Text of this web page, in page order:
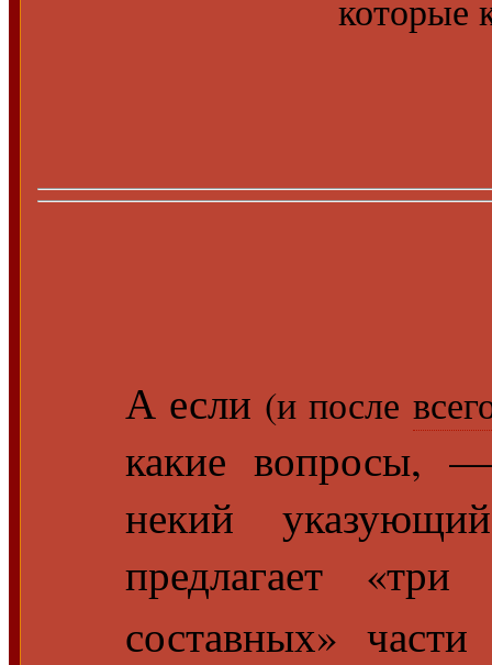
которые
А если (и после
какие вопросы,
некий
предлагает
составных»